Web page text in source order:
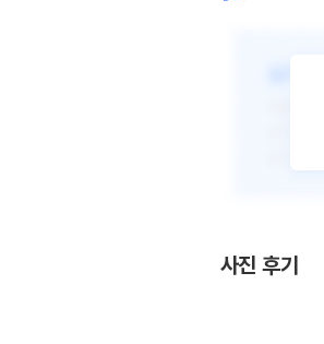
사진 후기